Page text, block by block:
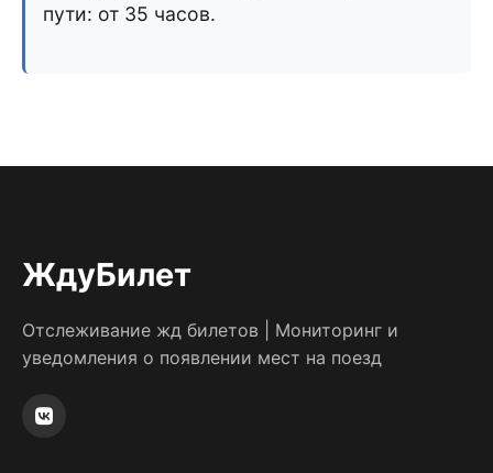
пути: от 35 часов.
ЖдуБилет
Отслеживание жд билетов | Мониторинг и
уведомления о появлении мест на поезд